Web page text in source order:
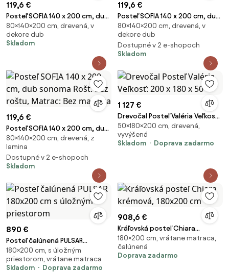
119,6 €
Posteľ SOFIA 140 x 200 cm, dub
hľuzovka Rošt: Bez roštu,
Matrac: Bez matraca
80×140×200 cm, drevená, v
dekore dub
Skladom
119,6 €
Posteľ SOFIA 140 x 200 cm, dub
artisan Rošt: Bez roštu, Matrac:
Bez matraca
80×140×200 cm, drevená, v
dekore dub
Dostupné v 2 e-shopoch
Skladom
119,6 €
Posteľ SOFIA 140 x 200 cm, dub
sonoma Rošt: Bez roštu,
Matrac: Bez matraca
80×140×200 cm, drevená, z
lamina
Dostupné v 2 e-shopoch
Skladom
1 127 €
Drevočal Posteľ Valéria Veľkosť:
200 x 180 x 50
50×180×200 cm, drevená,
vyvýšená
Skladom
Doprava zadarmo
890 €
Posteľ čalúnená PULSAR
180x200 cm s úložným
priestorom
180×200 cm, s úložným
priestorom, vrátane matraca
Skladom
Doprava zadarmo
908,6 €
Kráľovská posteľ Chiara
krémová, 180x200 cm
180×200 cm, vrátane matraca,
čalúnená
Doprava zadarmo